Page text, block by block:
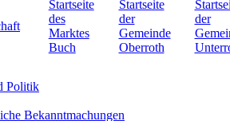
Politik
Bekanntmachungen